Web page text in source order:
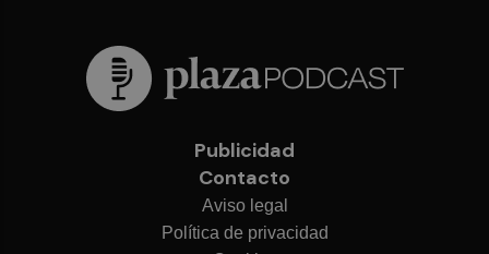
Publicidad
Contacto
Aviso legal
Política de privacidad